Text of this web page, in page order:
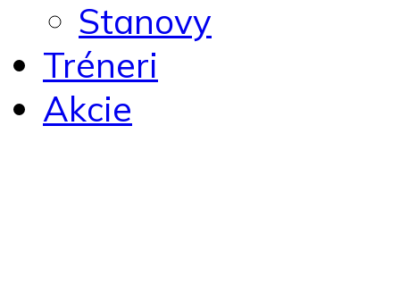
Stanovy
Tréneri
Akcie